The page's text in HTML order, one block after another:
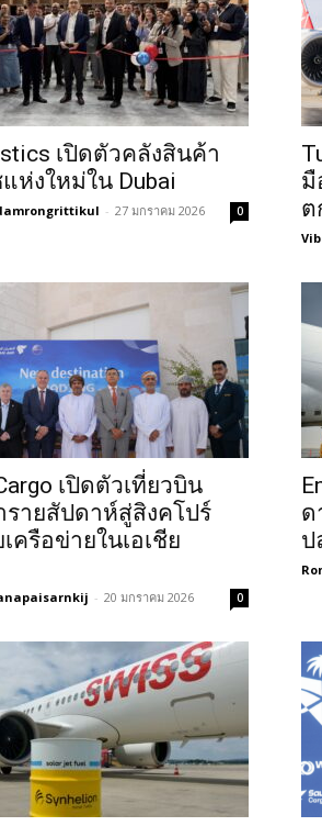
เปิดตัวคลังสินค้า
ห่งใหม่ใน Dubai
- 27 มกราคม 2026 0
มื
ต
เปิดตัวเที่ยวบิน
ายสัปดาห์สู่สิงคโปร์
ครือข่ายในเอเชีย
- 20 มกราคม 2026 0
ด
ป